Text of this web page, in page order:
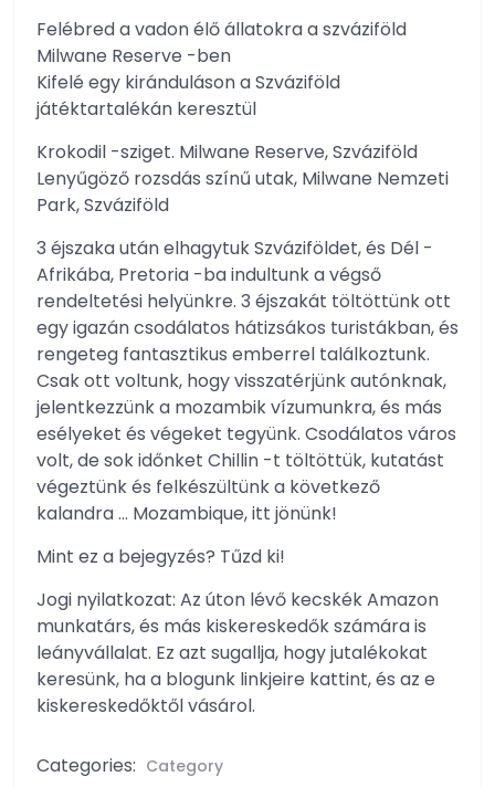
Felébred a vadon élő állatokra a szváziföld
Milwane Reserve -ben
Kifelé egy kiránduláson a Szváziföld
játéktartalékán keresztül
Krokodil -sziget. Milwane Reserve, Szváziföld
Lenyűgöző rozsdás színű utak, Milwane Nemzeti
Park, Szváziföld
3 éjszaka után elhagytuk Szváziföldet, és Dél -
Afrikába, Pretoria -ba indultunk a végső
rendeltetési helyünkre. 3 éjszakát töltöttünk ott
egy igazán csodálatos hátizsákos turistákban, és
rengeteg fantasztikus emberrel találkoztunk.
Csak ott voltunk, hogy visszatérjünk autónknak,
jelentkezzünk a mozambik vízumunkra, és más
esélyeket és végeket tegyünk. Csodálatos város
volt, de sok időnket Chillin -t töltöttük, kutatást
végeztünk és felkészültünk a következő
kalandra … Mozambique, itt jönünk!
Mint ez a bejegyzés? Tűzd ki!
Jogi nyilatkozat: Az úton lévő kecskék Amazon
munkatárs, és más kiskereskedők számára is
leányvállalat. Ez azt sugallja, hogy jutalékokat
keresünk, ha a blogunk linkjeire kattint, és az e
kiskereskedőktől vásárol.
Categories: Category